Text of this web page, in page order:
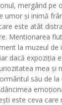
mergând pe
umor și inimă
este atât
Mentionarea
la muzeul de
dacă expoziția
mea și
său de la
este ceva care